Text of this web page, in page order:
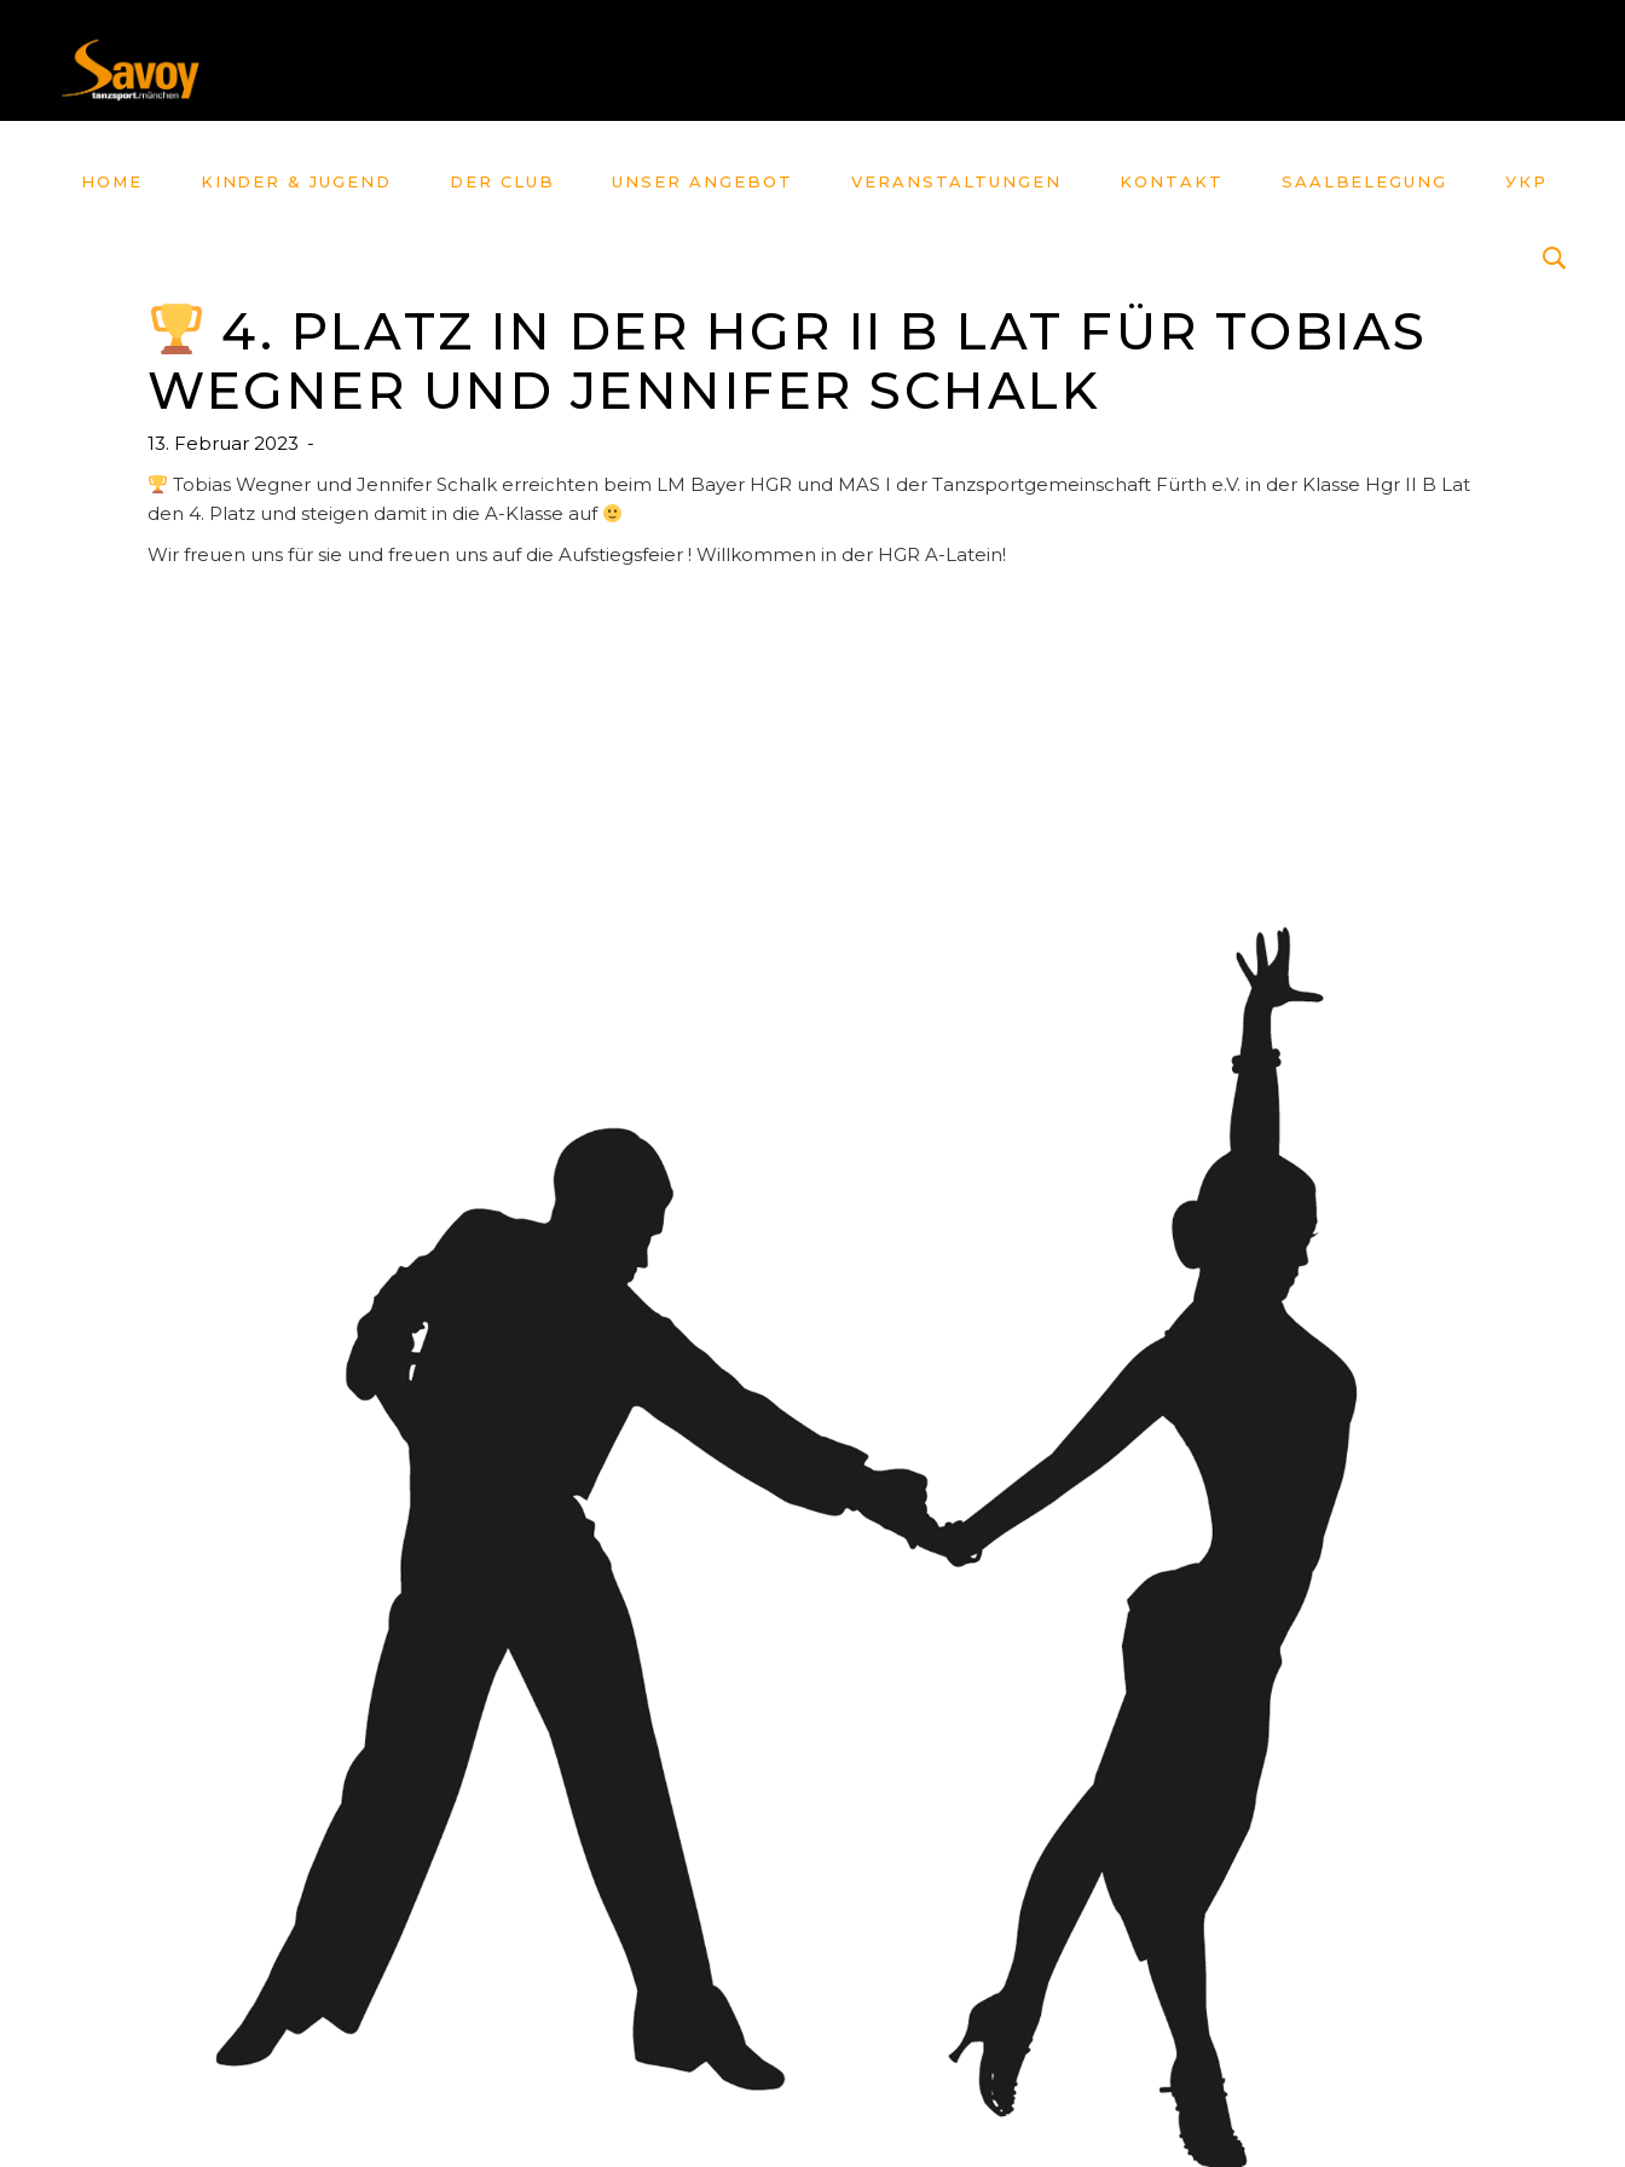
HOME KINDER & JUGEND DER CLUB UNSER ANGEBOT VERANSTALTUNGEN KONTAKT SAALBELEGUNG УКР
4. PLATZ IN DER HGR II B LAT FÜR TOBIAS
WEGNER UND JENNIFER SCHALK
13. Februar 2023
Tobias Wegner und Jennifer Schalk erreichten beim LM Bayer HGR und MAS I der Tanzsportgemeinschaft Fürth e.V. in der Klasse Hgr II B Lat
den 4. Platz und steigen damit in die A-Klasse auf
Wir freuen uns für sie und freuen uns auf die Aufstiegsfeier ! Willkommen in der HGR A-Latein!